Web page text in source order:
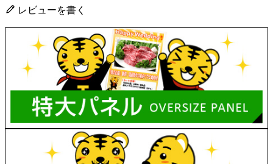
レビューを書く